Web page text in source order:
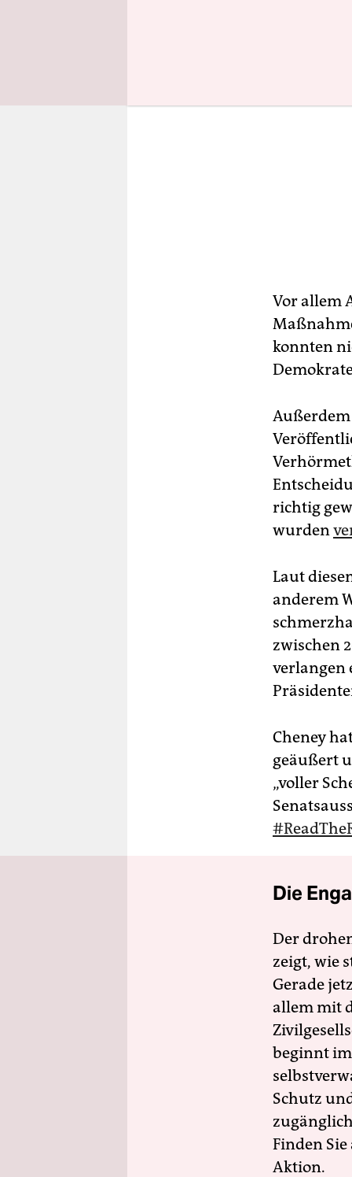
Vor allem
konnten
richtig
wurden
Laut
anderem
zwischen
verlangen
Cheney
geäußert
„voller
Die
Der
zeigt, wie
Gerade
allem mit
beginnt
Schutz
Finden
Aktion.